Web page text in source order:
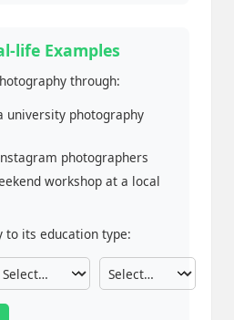
life Examples
through:
university photography
photographers
workshop at a local
to its education type: